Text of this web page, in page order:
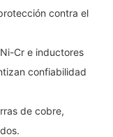
contra el
Cr e inductores
confiabilidad
de cobre,